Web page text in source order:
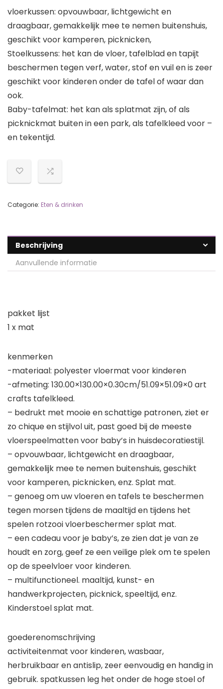
vloerkussen: opvouwbaar, lichtgewicht en
draagbaar, gemakkelijk mee te nemen buitenshuis,
geschikt voor kamperen, picknicken,
Stoelkussens: het kan de vloer, tafelblad en tapijt
beschermen tegen verf, water, stof en vuil en is zeer
geschikt voor kinderen onder de tafel of waar dan
ook.
Baby-tafelmat: het kan als splatmat zijn, of als
picknickmat buiten in een park, als tafelkleed voor –
en tekentijd.
Categorie: Eten & drinken
Beschrijving
Aanvullende informatie
pakket lijst
1 x mat
kenmerken
-materiaal: polyester vloermat voor kinderen
-afmeting: 130.00×130.00×0.30cm/51.09×51.09×0 art
crafts tafelkleed.
– bedrukt met mooie en schattige patronen, ziet er
zo chique en stijlvol uit, past goed bij de meeste
vloerspeelmatten voor baby’s in huisdecoratiestijl.
– opvouwbaar, lichtgewicht en draagbaar,
gemakkelijk mee te nemen buitenshuis, geschikt
voor kamperen, picknicken, enz. Splat mat.
– genoeg om uw vloeren en tafels te beschermen
tegen morsen tijdens de maaltijd en tijdens het
spelen rotzooi vloerbeschermer splat mat.
– een cadeau voor je baby’s, ze zien dat je van ze
houdt en zorg, geef ze een veilige plek om te spelen
op de speelvloer voor kinderen.
– multifunctioneel. maaltijd, kunst- en
handwerkprojecten, picknick, speeltijd, enz.
Kinderstoel splat mat.
goederenomschrijving
activiteitenmat voor kinderen, wasbaar,
herbruikbaar en antislip, zeer eenvoudig en handig in
gebruik. spatkussen leg het onder de hoge stoel of